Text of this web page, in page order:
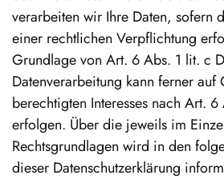
verarbeiten wir Ihre Daten, sofern
einer rechtlichen Verpflichtung
Grundlage von Art. 6 Abs. 1 lit. c
Datenverarbeitung kann ferner auf
berechtigten Interesses nach Art.
erfolgen. Über die jeweils im
Rechtsgrundlagen wird in den
dieser Datenschutzerklärung